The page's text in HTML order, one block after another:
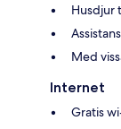
Husdjur
Med
Internet
Gratis